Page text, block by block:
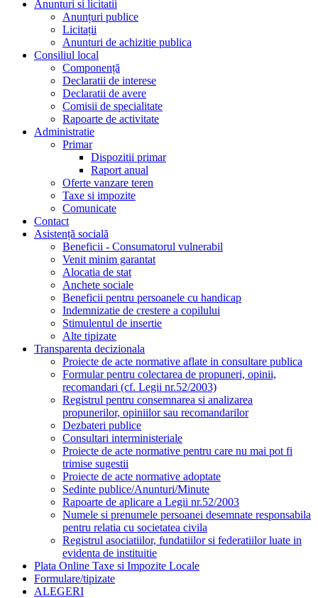
Anunturi si licitatii
Anunțuri publice
Licitații
Anunturi de achizitie publica
Consiliul local
Componență
Declaratii de interese
Declaratii de avere
Comisii de specialitate
Rapoarte de activitate
Administratie
Primar
Dispozitii primar
Raport anual
Oferte vanzare teren
Taxe si impozite
Comunicate
Contact
Asistență socială
Beneficii - Consumatorul vulnerabil
Venit minim garantat
Alocatia de stat
Anchete sociale
Beneficii pentru persoanele cu handicap
Indemnizatie de crestere a copilului
Stimulentul de insertie
Alte tipizate
Transparenta decizionala
Proiecte de acte normative aflate in consultare publica
Formular pentru colectarea de propuneri, opinii,
recomandari (cf. Legii nr.52/2003)
Registrul pentru consemnarea si analizarea
propunerilor, opiniilor sau recomandarilor
Dezbateri publice
Consultari interministeriale
Proiecte de acte normative pentru care nu mai pot fi
trimise sugestii
Proiecte de acte normative adoptate
Sedinte publice/Anunturi/Minute
Rapoarte de aplicare a Legii nr.52/2003
Numele si prenumele persoanei desemnate responsabila
pentru relatia cu societatea civila
Registrul asociatiilor, fundatiilor si federatiilor luate in
evidenta de instituitie
Plata Online Taxe si Impozite Locale
Formulare/tipizate
ALEGERI